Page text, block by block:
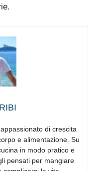
di crescita
e alimentazione. Su
in modo pratico e
pensati per mangiare